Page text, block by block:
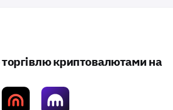
торгівлю криптовалютами на